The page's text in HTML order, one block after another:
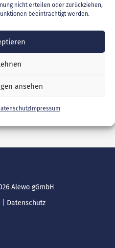
nicht erteilen oder zurückziehen,
beeinträchtigt werden.
ansehen
Impressum
Alewo gGmbH
Datenschutz